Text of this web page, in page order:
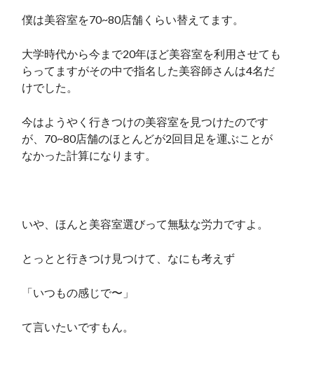
僕は美容室を70~80店舗くらい替えてます。
大学時代から今まで20年ほど美容室を利用させても
らってますがその中で指名した美容師さんは4名だ
けでした。
今はようやく行きつけの美容室を見つけたのです
が、70~80店舗のほとんどが2回目足を運ぶことが
なかった計算になります。
いや、ほんと美容室選びって無駄な労力ですよ。
とっとと行きつけ見つけて、なにも考えず
「いつもの感じで〜」
て言いたいですもん。